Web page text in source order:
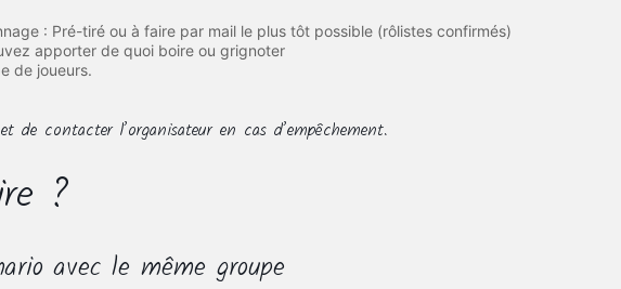
: Pré-tiré ou à faire par mail le plus tôt possible (rôlistes confirmés)
apporter de quoi boire ou grignoter
de joueurs.
de contacter l’organisateur en cas d’empêchement.
?
avec le même groupe